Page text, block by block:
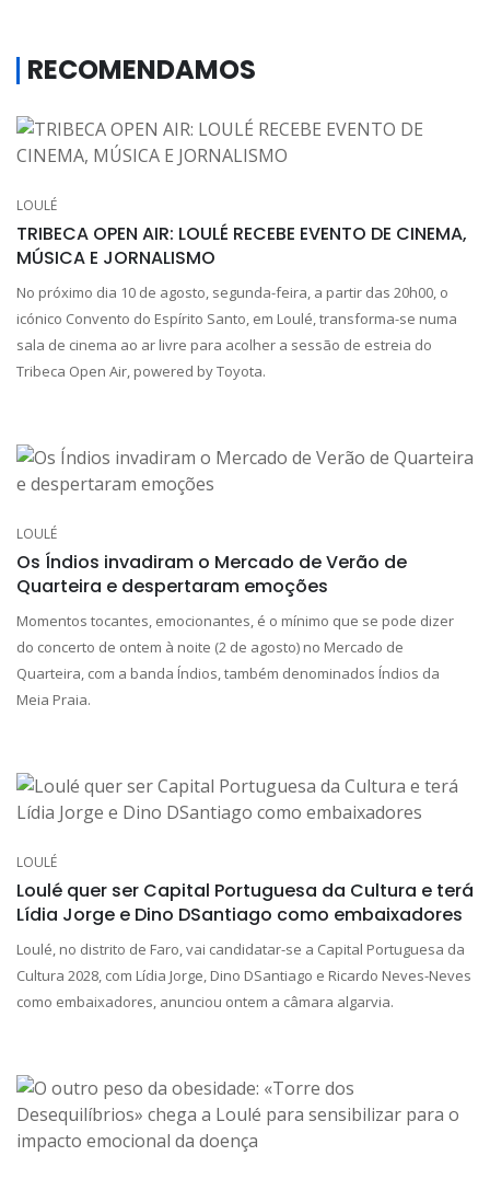
RECOMENDAMOS
LOULÉ
TRIBECA OPEN AIR: LOULÉ RECEBE EVENTO DE CINEMA,
MÚSICA E JORNALISMO
No próximo dia 10 de agosto, segunda-feira, a partir das 20h00, o
icónico Convento do Espírito Santo, em Loulé, transforma-se numa
sala de cinema ao ar livre para acolher a sessão de estreia do
Tribeca Open Air, powered by Toyota.
LOULÉ
Os Índios invadiram o Mercado de Verão de
Quarteira e despertaram emoções
Momentos tocantes, emocionantes, é o mínimo que se pode dizer
do concerto de ontem à noite (2 de agosto) no Mercado de
Quarteira, com a banda Índios, também denominados Índios da
Meia Praia.
LOULÉ
Loulé quer ser Capital Portuguesa da Cultura e terá
Lídia Jorge e Dino DSantiago como embaixadores
Loulé, no distrito de Faro, vai candidatar-se a Capital Portuguesa da
Cultura 2028, com Lídia Jorge, Dino DSantiago e Ricardo Neves-Neves
como embaixadores, anunciou ontem a câmara algarvia.